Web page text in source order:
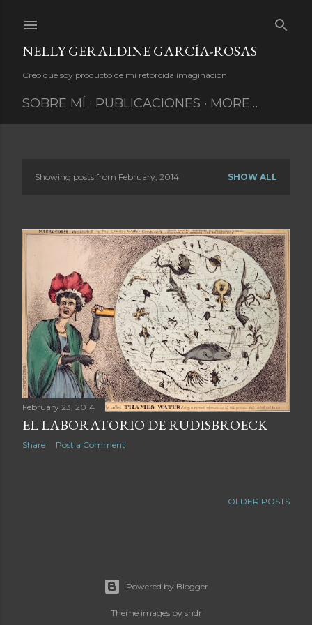
NELLY GERALDINE GARCÍA-ROSAS
Creo que soy producto de mi retorcida imaginación
SOBRE MÍ PUBLICACIONES MORE…
s
t
s
Showing posts from February, 2014 SHOW ALL
February 23, 2014
EL LABORATORIO DE RUDISBROECK
Share Post a Comment
OLDER POSTS
Powered by Blogger
Theme images by sndr